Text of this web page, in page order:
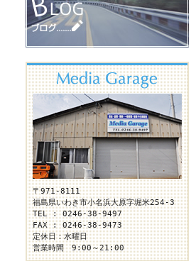
〒971-8111
福島県いわき市小名浜大原字堀米254-3
TEL : 0246-38-9497
FAX : 0246-38-9473
定休日：水曜日
営業時間 9:00～21:00